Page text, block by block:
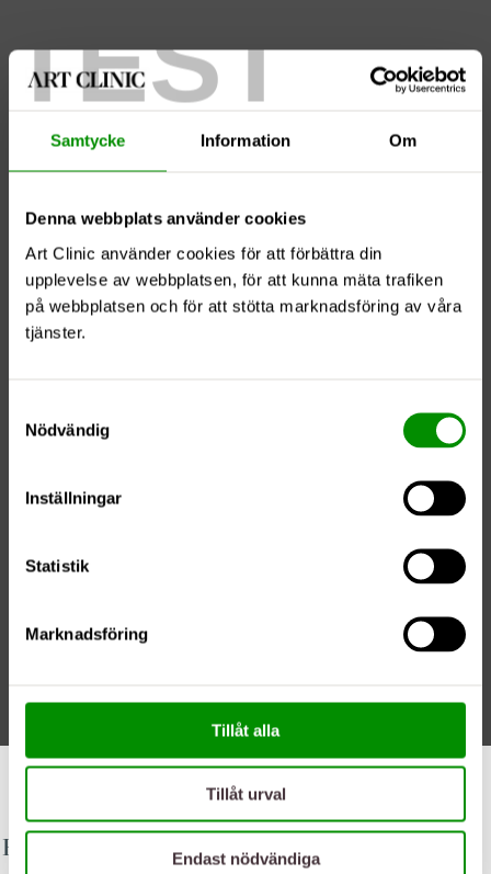
TEST
Samtycke Information Om
Denna webbplats använder cookies
Art Clinic använder cookies för att förbättra din
upplevelse av webbplatsen, för att kunna mäta trafiken
på webbplatsen och för att stötta marknadsföring av våra
tjänster.
Nödvändig
Inställningar
Statistik
Marknadsföring
Tillåt alla
Tillåt urval
Endast nödvändiga
Öronplastik 3
02/06/20
Populära patientresor